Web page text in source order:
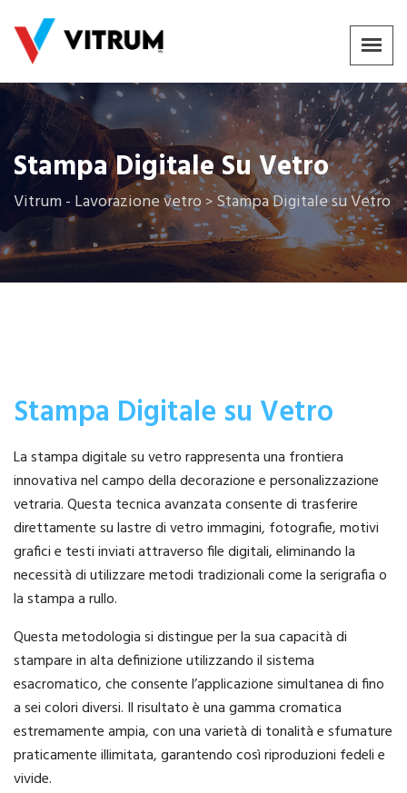
Stampa Digitale Su Vetro
Vitrum - Lavorazione vetro >Stampa Digitale su Vetro
Stampa Digitale su Vetro
La stampa digitale su vetro rappresenta una frontiera
innovativa nel campo della decorazione e personalizzazione
vetraria. Questa tecnica avanzata consente di trasferire
direttamente su lastre di vetro immagini, fotografie, motivi
grafici e testi inviati attraverso file digitali, eliminando la
necessità di utilizzare metodi tradizionali come la serigrafia o
la stampa a rullo.
Questa metodologia si distingue per la sua capacità di
stampare in alta definizione utilizzando il sistema
esacromatico, che consente l’applicazione simultanea di fino
a sei colori diversi. Il risultato è una gamma cromatica
estremamente ampia, con una varietà di tonalità e sfumature
praticamente illimitata, garantendo così riproduzioni fedeli e
vivide.